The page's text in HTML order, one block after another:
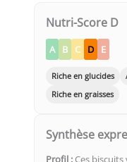
Nutri-Score D
A B C D E
Riche en glucides
Riche en graisses
Synthèse
Profil : Ces